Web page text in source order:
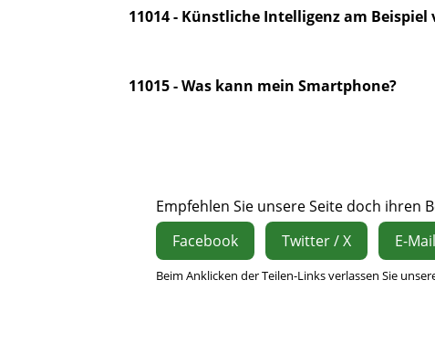
11014 - Künstliche Intelligenz am Beispiel
11015 - Was kann mein Smartphone?
Empfehlen Sie unsere Seite doch ihren
Facebook
Twitter / X E-Mail
Beim Anklicken der Teilen-Links verlassen Sie